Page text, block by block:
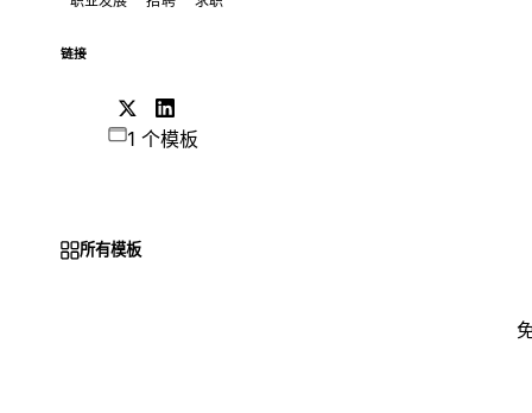
链接
1 个模板
所有模板